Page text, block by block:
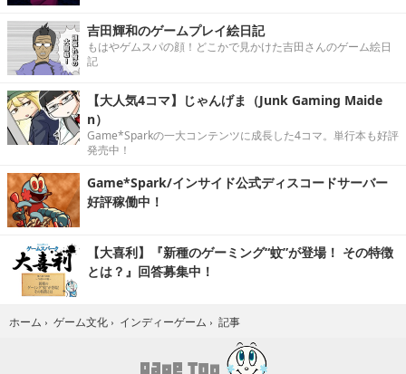
吉田輝和のゲームプレイ絵日記
もはやゲムスパの顔！どこかで見かけた吉田さんのゲーム絵日
記
【大人気4コマ】じゃんげま（Junk Gaming Maide
n）
Game*Sparkの一大コンテンツに成長した4コマ。単行本も好評
発売中！
Game*Spark/インサイド公式ディスコードサーバー
好評稼働中！
【大喜利】『新種のゲーミング“蚊”が登場！ その特徴
とは？』回答募集中！
ホーム › ゲーム文化 › インディーゲーム › 記事